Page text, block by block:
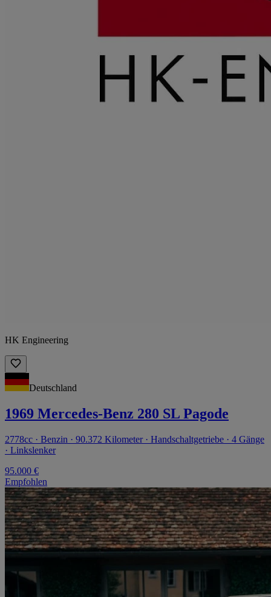
HK Engineering
Deutschland
1969 Mercedes-Benz 280 SL Pagode
2778cc · Benzin · 90.372 Kilometer · Handschaltgetriebe · 4 Gänge
· Linkslenker
95.000 €
Empfohlen